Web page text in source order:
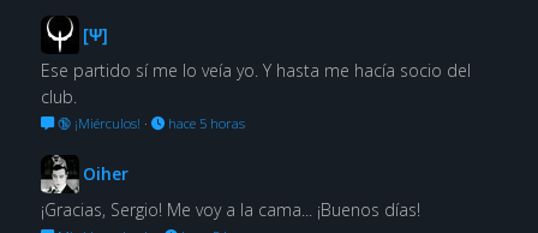
[Ψ]
Ese partido sí me lo veía yo. Y hasta me hacía socio del
club.
🔞 ¡Miérculos! · hace 5 horas
Oiher
¡Gracias, Sergio! Me voy a la cama... ¡Buenos días!